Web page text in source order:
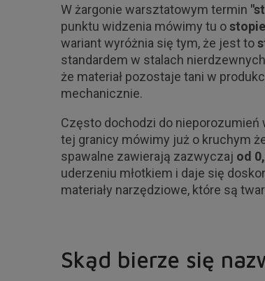
W żargonie warsztatowym termin
punktu widzenia mówimy tu o
wariant wyróżnia się tym, że jest to
standardem w stalach
że materiał pozostaje tani w
mechanicznie.
Często dochodzi do nieporozumień
tej granicy mówimy już o kruchym
spawalne zawierają zazwyczaj od
uderzeniu młotkiem i daje się
materiały narzędziowe, które są
Skąd bierze się